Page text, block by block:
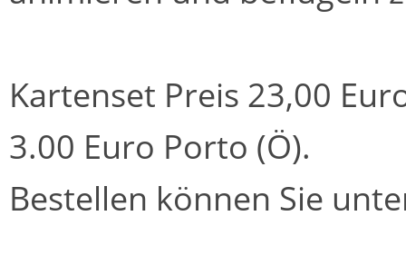
Kartenset Preis 23,00
3.00 Euro Porto (Ö).
Bestellen können Sie